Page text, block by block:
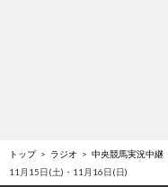
トップ ラジオ 中央競馬実況中継
11月15日(土)・11月16日(日)